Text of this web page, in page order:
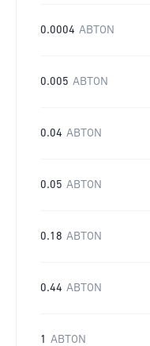
0.0004 ABTON
0.005 ABTON
0.04 ABTON
0.05 ABTON
0.18 ABTON
0.44 ABTON
1 ABTON